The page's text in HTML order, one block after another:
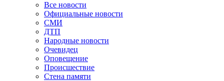
Все новости
Официальные новости
СМИ
ДТП
Народные новости
Очевидец
Оповещение
Происшествие
Стена памяти